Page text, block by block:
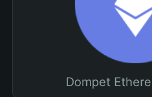
Dompet